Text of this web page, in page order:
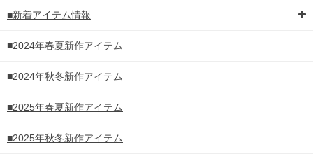
■新着アイテム情報
■2024年春夏新作アイテム
■2024年秋冬新作アイテム
■2025年春夏新作アイテム
■2025年秋冬新作アイテム